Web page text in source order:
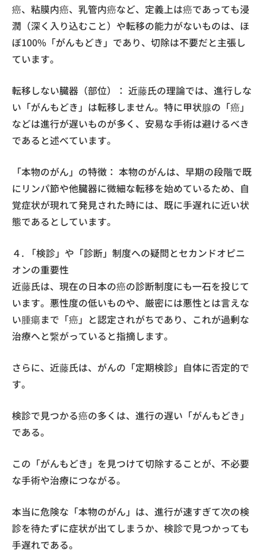
癌、粘膜内癌、乳管内癌など、定義上は癌であっても浸
潤（深く入り込むこと）や転移の能力がないものは、ほ
ぼ100%「がんもどき」であり、切除は不要だと主張し
ています。
転移しない臓器（部位）： 近藤氏の理論では、進行しな
い「がんもどき」は転移しません。特に甲状腺の「癌」
などは進行が遅いものが多く、安易な手術は避けるべき
であると述べています。
「本物のがん」の特徴： 本物のがんは、早期の段階で既
にリンパ節や他臓器に微細な転移を始めているため、自
覚症状が現れて発見された時には、既に手遅れに近い状
態であるとしています。
４. 「検診」や「診断」制度への疑問とセカンドオピニ
オンの重要性
近藤氏は、現在の日本の癌の診断制度にも一石を投じて
います。悪性度の低いものや、厳密には悪性とは言えな
い腫瘍まで「癌」と認定されがちであり、これが過剰な
治療へと繋がっていると指摘します。
さらに、近藤氏は、がんの「定期検診」自体に否定的で
す。
検診で見つかる癌の多くは、進行の遅い「がんもどき」
である。
この「がんもどき」を見つけて切除することが、不必要
な手術や治療につながる。
本当に危険な「本物のがん」は、進行が速すぎて次の検
診を待たずに症状が出てしまうか、検診で見つかっても
手遅れである。